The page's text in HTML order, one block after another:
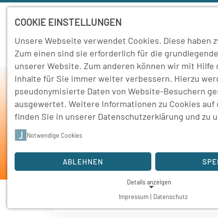
Home Schule
COOKIE EINSTELLUNGEN
Unsere Webseite verwendet Cookies. Diese haben
Zum einen sind sie erforderlich für die
unserer Website. Zum anderen können wir mit Hilfe
Inhalte für Sie immer weiter verbessern. Hierzu
pseudonymisierte Daten von Website-Besuchern
ausgewertet. Weitere Informationen zu Cookies auf
finden Sie in unserer Datenschutzerklärung und zu
Notwendige Cookies
ABLEHNEN
Details anzeigen
Notwendige Cookies ermöglichen grundlegende Funktionen
Impressum | Datenschutz